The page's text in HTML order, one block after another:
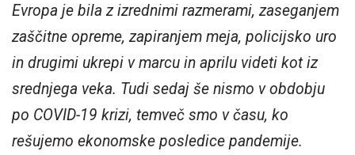
Evropa je bila z izrednimi razmerami, zaseganjem
zaščitne opreme, zapiranjem meja, policijsko uro
in drugimi ukrepi v marcu in aprilu videti kot iz
srednjega veka. Tudi sedaj še nismo v obdobju
po COVID-19 krizi, temveč smo v času, ko
rešujemo ekonomske posledice pandemije.